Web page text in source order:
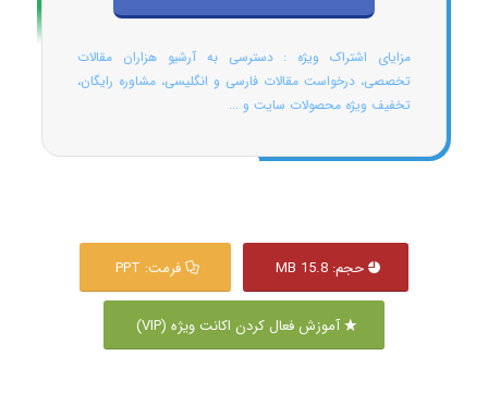
مزایای اشتراک ویژه : دسترسی به آرشیو هزاران مقالات
تخصصی، درخواست مقالات فارسی و انگلیسی، مشاوره رایگان،
تخفیف ویژه محصولات سایت و ...
حجم: 15.8 MB فرمت: PPT
آموزش فعال کردن اکانت ویژه (VIP)